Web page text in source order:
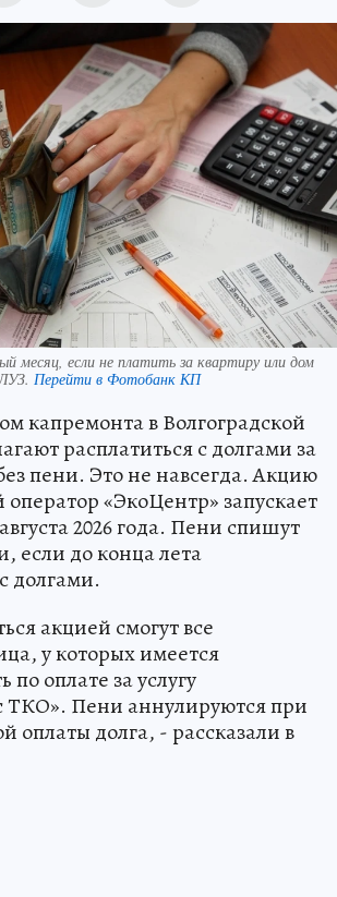
месяц, если не платить за квартиру или дом
Перейти в Фотобанк КП
капремонта в Волгоградской
расплатиться с долгами за
пени. Это не навсегда. Акцию
«ЭкоЦентр» запускает
2026 года. Пени спишут
если до конца лета
долгами.
акцией смогут все
у которых имеется
по оплате за услугу
Пени аннулируются при
оплаты долга, - рассказали в